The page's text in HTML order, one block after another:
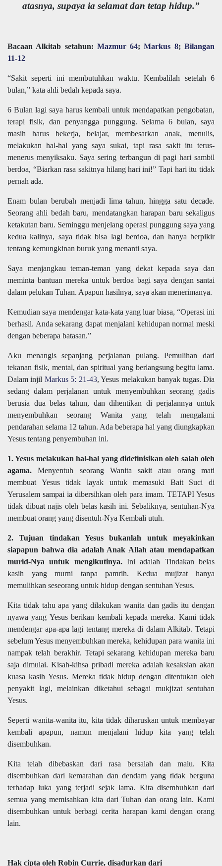
atasnya, supaya ia selamat dan tetap hidup.”
Bacaan Alkitab setahun: Mazmur 64;Markus 8;Bilangan
11-12
“Sakit seperti ini membutuhkan waktu. Kembalilah setelah 6
bulan,” kata ahli bedah kepada saya.
6 Bulan lagi saya harus kembali untuk mendapatkan pengobatan,
terapi fisik, dan penyangga punggung. Selama 6 bulan, saya
masih harus bekerja, belajar, membesarkan anak, menulis,
melakukan hal-hal yang saya sukai, tapi rasa sakit itu terus-
menerus menyiksaku. Saya sering terbangun di pagi hari sambil
berdoa, “Biarkan rasa sakitnya hilang hari ini!” Tapi hari itu tidak
pernah ada.
Enam bulan berubah menjadi lima tahun, hingga satu decade.
Seorang ahli bedah baru, mendatangkan harapan baru sekaligus
ketakutan baru. Seminggu menjelang operasi punggung saya yang
kedua kalinya, saya tidak bisa lagi berdoa, dan hanya berpikir
tentang kemungkinan buruk yang menanti saya.
Saya menjangkau teman-teman yang dekat kepada saya dan
meminta bantuan mereka untuk berdoa bagi saya dengan santai
dalam pelukan Tuhan. Apapun hasilnya, saya akan menerimanya.
Kemudian saya mendengar kata-kata yang luar biasa, “Operasi ini
berhasil. Anda sekarang dapat menjalani kehidupan normal meski
dengan beberapa batasan.”
Aku menangis sepanjang perjalanan pulang. Pemulihan dari
tekanan fisik, mental, dan spiritual yang berlangsung begitu lama.
Dalam injil Markus 5: 21-43, Yesus melakukan banyak tugas. Dia
sedang dalam perjalanan untuk menyembuhkan seorang gadis
berusia dua belas tahun, dan dihentikan di perjalannya untuk
menyembuhkan seorang Wanita yang telah mengalami
pendarahan selama 12 tahun. Ada beberapa hal yang diungkapkan
Yesus tentang penyembuhan ini.
1. Yesus melakukan hal-hal yang didefinisikan oleh salah oleh
agama. Menyentuh seorang Wanita sakit atau orang mati
membuat Yesus tidak layak untuk memasuki Bait Suci di
Yerusalem sampai ia dibersihkan oleh para imam. TETAPI Yesus
tidak dibuat najis oleh belas kasih ini. Sebaliknya, sentuhan-Nya
membuat orang yang disentuh-Nya Kembali utuh.
2. Tujuan tindakan Yesus bukanlah untuk meyakinkan
siapapun bahwa dia adalah Anak Allah atau mendapatkan
murid-Nya untuk mengikutinya. Ini adalah Tindakan belas
kasih yang murni tanpa pamrih. Kedua mujizat hanya
memulihkan seseorang untuk hidup dengan sentuhan Yesus.
Kita tidak tahu apa yang dilakukan wanita dan gadis itu dengan
nyawa yang Yesus berikan kembali kepada mereka. Kami tidak
mendengar apa-apa lagi tentang mereka di dalam Alkitab. Tetapi
sebelum Yesus menyembuhkan mereka, kehidupan para wanita ini
nampak telah berakhir. Tetapi sekarang kehidupan mereka baru
saja dimulai. Kisah-kihsa pribadi mereka adalah kesaksian akan
kuasa kasih Yesus. Mereka tidak hidup dengan ditentukan oleh
penyakit lagi, melainkan diketahui sebagai mukjizat sentuhan
Yesus.
Seperti wanita-wanita itu, kita tidak diharuskan untuk membayar
kembali apapun, namun menjalani hidup kita yang telah
disembuhkan.
Kita telah dibebaskan dari rasa bersalah dan malu. Kita
disembuhkan dari kemarahan dan dendam yang tidak berguna
terhadap luka yang terjadi sejak lama. Kita disembuhkan dari
semua yang memisahkan kita dari Tuhan dan orang lain. Kami
disembuhkan untuk berbagi cerita harapan kami dengan orang
lain.
Hak cipta oleh Robin Currie, disadurkan dari